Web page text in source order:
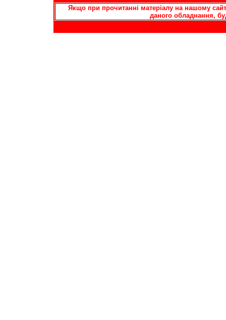
Якщо при прочитанні матеріалу на нашому
даного обладнання,